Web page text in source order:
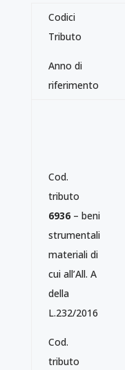
Codici
Tributo
Anno di
riferimento
Cod.
tributo
6936– beni
strumentali
materiali di
cui all’All. A
della
L.232/2016
Cod.
tributo